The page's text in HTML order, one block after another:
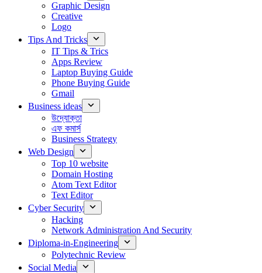
Graphic Design
Creative
Logo
Tips And Tricks
IT Tips & Trics
Apps Review
Laptop Buying Guide
Phone Buying Guide
Gmail
Business ideas
উদ্যোক্তা
এফ কমার্স
Business Strategy
Web Design
Top 10 website
Domain Hosting
Atom Text Editor
Text Editor
Cyber Security
Hacking
Network Administration And Security
Diploma-in-Engineering
Polytechnic Review
Social Media